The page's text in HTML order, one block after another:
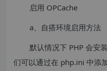
启用 OPCache
a、自搭环境启用方法
默认情况下 PHP 会安
们可以通过在 php.ini 中添